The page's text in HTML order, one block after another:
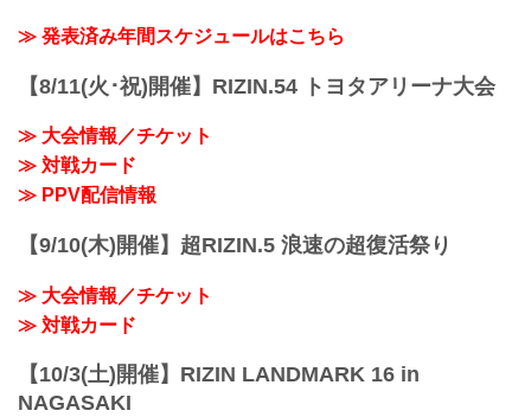
がスタート！
今回の募集は男子バンタム級のみ、予選
トーナメントを勝ち抜いた2名の決勝戦
は、今年も大晦日大会で実施する予定
DELiGHTWORKS presents RIZIN甲子園
2026 概要
≫ 発表済み年間スケジュールはこちら
【8/11(火･祝)開催】RIZIN.54 トヨタアリーナ大会
≫ 大会情報／チケット
≫ 対戦カード
≫ PPV配信情報
【9/10(木)開催】超RIZIN.5 浪速の超復活祭り
≫ 大会情報／チケット
≫ 対戦カード
【10/3(土)開催】RIZIN LANDMARK 16 in
NAGASAKI